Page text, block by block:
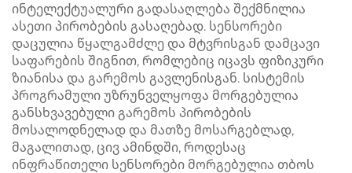
ინტელექტუალური გადასაღლება შექმნილია
ასეთი პირობების გასაღებად. სენსორები
დაცულია წყალგამძლე და მტვრისგან დამცავი
საფარების შიგნით, რომლებიც იცავს ფიზიკური
ზიანისა და გარემოს გავლენისგან. სისტემის
პროგრამული უზრუნველყოფა მორგებულია
განსხვავებული გარემოს პირობების
მოსალოდნელად და მათზე მოსარგებლად,
მაგალითად, ცივ ამინდში, როდესაც
ინფრაწითელი სენსორები მორგებულია თბოს